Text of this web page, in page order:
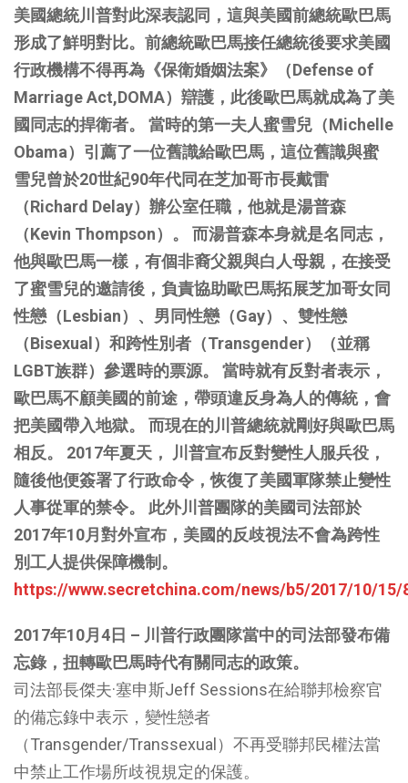
美國總統川普對此深表認同，這與美國前總統歐巴馬
形成了鮮明對比。前總統歐巴馬接任總統後要求美國
行政機構不得再為《保衛婚姻法案》（Defense of
Marriage Act,DOMA）辯護，此後歐巴馬就成為了美
國同志的捍衛者。
當時的第一夫人蜜雪兒（Michelle
Obama）引薦了一位舊識給歐巴馬，這位舊識與蜜
雪兒曾於20世紀90年代同在芝加哥市長戴雷
（Richard Delay）辦公室任職，他就是湯普森
（Kevin Thompson）。
而湯普森本身就是名同志，
他與歐巴馬一樣，有個非裔父親與白人母親，在接受
了蜜雪兒的邀請後，負責協助歐巴馬拓展芝加哥女同
性戀（Lesbian）、男同性戀（Gay）、雙性戀
（Bisexual）和跨性別者（Transgender）（並稱
LGBT族群）參選時的票源。
當時就有反對者表示，
歐巴馬不顧美國的前途，帶頭違反身為人的傳統，會
把美國帶入地獄。
而現在的川普總統就剛好與歐巴馬
相反。 2017年夏天， 川普宣布反對變性人服兵役，
隨後他便簽署了行政命令，恢復了美國軍隊禁止變性
人事從軍的禁令。 此外川普團隊的美國司法部於
2017年10月對外宣布，美國的反歧視法不會為跨性
別工人提供保障機制。
https://www.secretchina.com/news/b5/2017/10/15/
2017年10月4日 – 川普行政團隊當中的司法部發布備
忘錄，扭轉歐巴馬時代有關同志的政策。
司法部長傑夫·塞申斯Jeff Sessions在給聯邦檢察官
的備忘錄中表示，變性戀者
（Transgender/Transsexual）不再受聯邦民權法當
中禁止工作場所歧視規定的保護。